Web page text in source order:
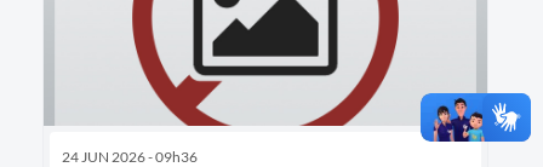
24 JUN 2026 - 09h36